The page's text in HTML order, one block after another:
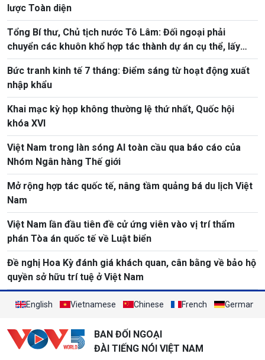
lược Toàn diện
Tổng Bí thư, Chủ tịch nước Tô Lâm: Đối ngoại phải
chuyển các khuôn khổ hợp tác thành dự án cụ thể, lấy
hiệu quả thực chất làm thước đo
Bức tranh kinh tế 7 tháng: Điểm sáng từ hoạt động xuất
nhập khẩu
Khai mạc kỳ họp không thường lệ thứ nhất, Quốc hội
khóa XVI
Việt Nam trong làn sóng AI toàn cầu qua báo cáo của
Nhóm Ngân hàng Thế giới
Mở rộng hợp tác quốc tế, nâng tầm quảng bá du lịch Việt
Nam
Việt Nam lần đầu tiên đề cử ứng viên vào vị trí thẩm
phán Tòa án quốc tế về Luật biển
Đề nghị Hoa Kỳ đánh giá khách quan, cân bằng về bảo hộ
quyền sở hữu trí tuệ ở Việt Nam
English Vietnamese Chinese French German
BAN ĐỐI NGOẠI
ĐÀI TIẾNG NÓI VIỆT NAM